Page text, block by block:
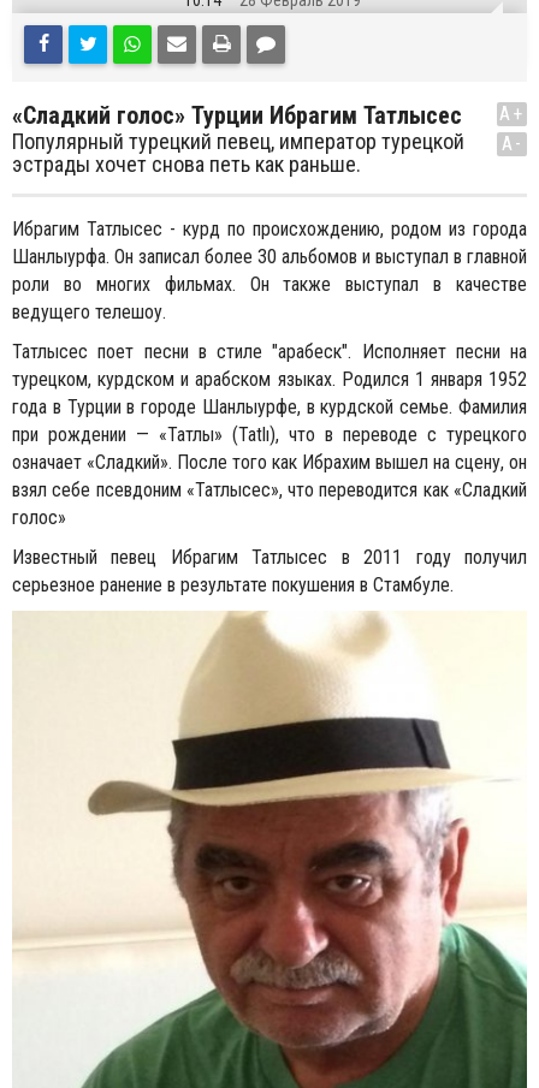
«Сладкий голос» Турции Ибрагим Татлысес
Популярный турецкий певец, император турецкой
эстрады хочет снова петь как раньше.
A+
A-
Ибрагим Татлысес - курд по происхождению, родом из города
Шанлыурфа. Он записал более 30 альбомов и выступал в главной
роли во многих фильмах. Он также выступал в качестве
ведущего телешоу.
Татлысес поет песни в стиле "арабеск". Исполняет песни на
турецком, курдском и арабском языках. Родился 1 января 1952
года в Турции в городе Шанлыурфе, в курдской семье. Фамилия
при рождении — «Татлы» (Tatlı), что в переводе с турецкого
означает «Сладкий». После того как Ибрахим вышел на сцену, он
взял себе псевдоним «Татлысес», что переводится как «Сладкий
голос»
Известный певец Ибрагим Татлысес в 2011 году получил
серьезное ранение в результате покушения в Стамбуле.